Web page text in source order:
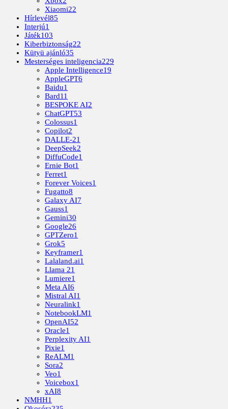
Xiaomi22
Hírlevél85
Interjú1
Játék103
Kiberbiztonság22
Kütyü ajánló35
Mesterséges inteligencia229
Apple Intelligence19
AppleGPT6
Baidu1
Bard11
BESPOKE AI2
ChatGPT53
Colossus1
Copilot2
DALLE-21
DeepSeek2
DiffuCode1
Ernie Bot1
Ferret1
Forever Voices1
Fugatto8
Galaxy AI7
Gauss1
Gemini30
Google26
GPTZero1
Grok5
Keyframer1
Lalaland.ai1
Llama 21
Lumiere1
Meta AI6
Mistral AI1
Neuralink1
NotebookLM1
OpenAI52
Oracle1
Perplexity AI1
Pixie1
ReALM1
Sora2
Veo1
Voicebox1
xAI8
NMHH1